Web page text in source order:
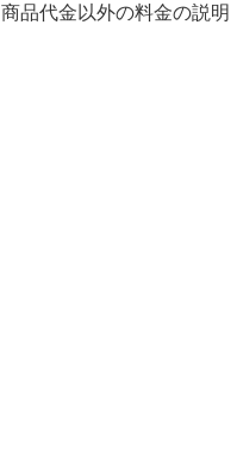
商品代金以外の料金の説明